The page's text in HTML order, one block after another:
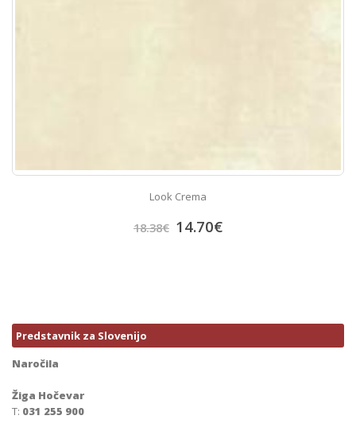
Look Crema
18.38€ 14.70€
Predstavnik za Slovenijo
Naročila
Žiga Hočevar
T: 031 255 900